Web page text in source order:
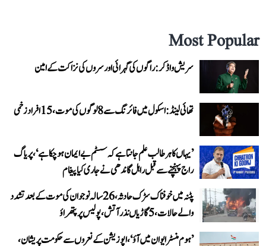
Most Popular
سریش واڈکر: راگوں کی گہرائی اور سروں کی نزاکت کے امین
تھائی لینڈ: اسکول میں فائرنگ سے 8 لوگوں کی موت، 15 افراد زخمی
’یہاں کا ہر طالب علم جانتا ہے کہ سسٹم بے ایمان ہو چکا ہے‘، پریاگ
راج پہنچنے سے قبل راہل گاندھی نے جاری کیا پیغام
پٹنہ میں خوفناک سڑک حادثہ، 26 سالہ نوجوان کی موت کے بعد تشدد
والے حالات، 5 گاڑیاں نذر آتش، پولیس پر پتھراؤ
’ہوم منسٹر ایوان میں آؤ‘، اپوزیشن کے نعروں سے حکومت پریشان،